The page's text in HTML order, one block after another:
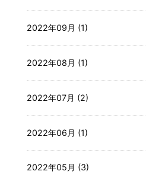
2022年09月 (1)
2022年08月 (1)
2022年07月 (2)
2022年06月 (1)
2022年05月 (3)